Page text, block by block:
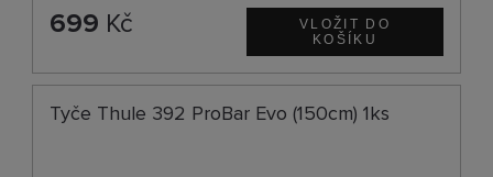
699 Kč
Tyče Thule 392 ProBar Evo (150cm) 1ks